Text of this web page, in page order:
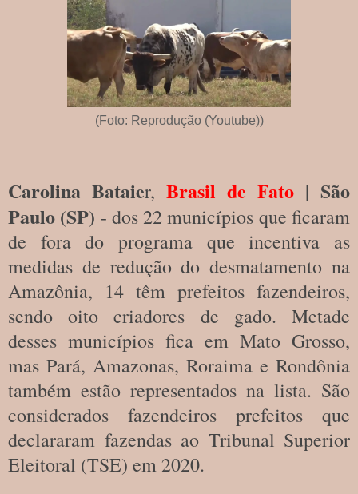
(Foto: Reprodução (Youtube))
Carolina Bataier, Brasil de Fato | São
Paulo (SP) - dos 22 municípios que ficaram
de fora do programa que incentiva as
medidas de redução do desmatamento na
Amazônia, 14 têm prefeitos fazendeiros,
sendo oito criadores de gado. Metade
desses municípios fica em Mato Grosso,
mas Pará, Amazonas, Roraima e Rondônia
também estão representados na lista. São
considerados fazendeiros prefeitos que
declararam fazendas ao Tribunal Superior
Eleitoral (TSE) em 2020.